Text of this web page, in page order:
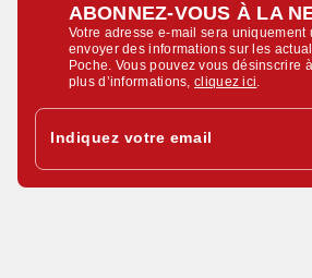
ABONNEZ-VOUS À LA
Votre adresse e-mail sera uniquement
envoyer des informations sur les
Poche. Vous pouvez vous désinscrire
plus d’informations,cliquez ici
Indiquez votre email